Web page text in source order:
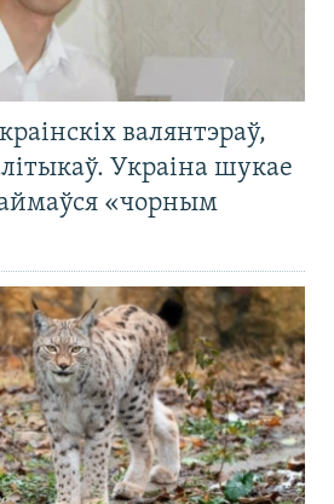
валянтэраў,
Украіна шукае
«чорным